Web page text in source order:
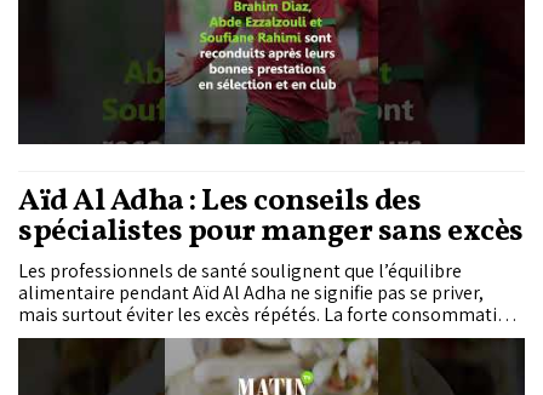
Aïd Al Adha : Les conseils des
spécialistes pour manger sans excès
Les professionnels de santé soulignent que l’équilibre
alimentaire pendant Aïd Al Adha ne signifie pas se priver,
mais surtout éviter les excès répétés. La forte consommation
de viande rouge, d’abats et de plats gras peut provoquer
troubles digestifs, fatigue, inflammation et déséquilibres
métaboliques.